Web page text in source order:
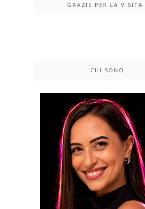
GRAZIE PER LA VISITA
CHI SONO